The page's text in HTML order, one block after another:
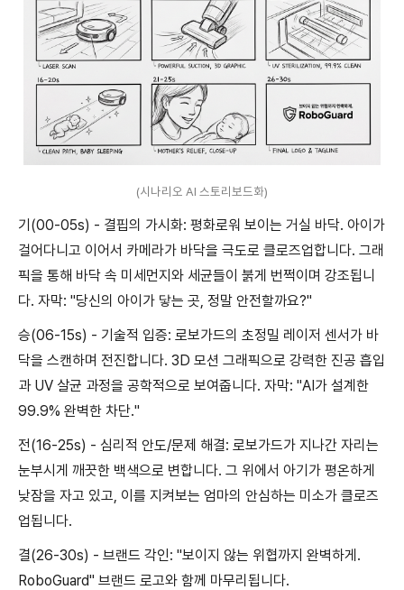
(시나리오 AI 스토리보드화)
기(00-05s) - 결핍의 가시화: 평화로워 보이는 거실 바닥. 아이가
걸어다니고 이어서 카메라가 바닥을 극도로 클로즈업합니다. 그래
픽을 통해 바닥 속 미세먼지와 세균들이 붉게 번쩍이며 강조됩니
다. 자막: "당신의 아이가 닿는 곳, 정말 안전할까요?"
승(06-15s) - 기술적 입증: 로보가드의 초정밀 레이저 센서가 바
닥을 스캔하며 전진합니다. 3D 모션 그래픽으로 강력한 진공 흡입
과 UV 살균 과정을 공학적으로 보여줍니다. 자막: "AI가 설계한
99.9% 완벽한 차단."
전(16-25s) - 심리적 안도/문제 해결: 로보가드가 지나간 자리는
눈부시게 깨끗한 백색으로 변합니다. 그 위에서 아기가 평온하게
낮잠을 자고 있고, 이를 지켜보는 엄마의 안심하는 미소가 클로즈
업됩니다.
결(26-30s) - 브랜드 각인: "보이지 않는 위협까지 완벽하게.
RoboGuard" 브랜드 로고와 함께 마무리됩니다.